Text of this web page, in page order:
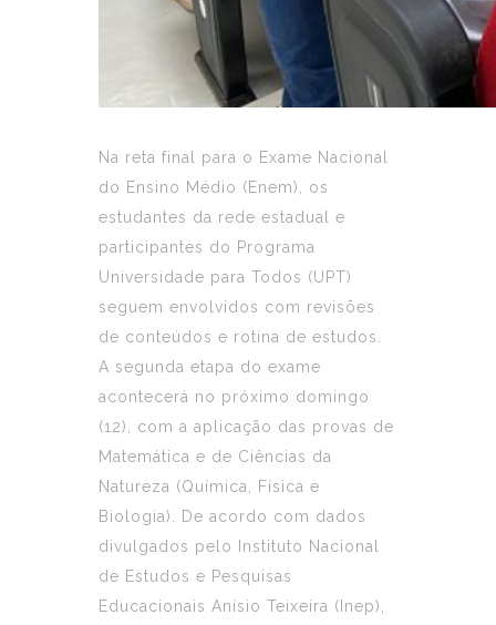
Na reta final para o Exame Nacional
do Ensino Médio (Enem), os
estudantes da rede estadual e
participantes do Programa
Universidade para Todos (UPT)
seguem envolvidos com revisões
de conteúdos e rotina de estudos.
A segunda etapa do exame
acontecerá no próximo domingo
(12), com a aplicação das provas de
Matemática e de Ciências da
Natureza (Química, Física e
Biologia). De acordo com dados
divulgados pelo Instituto Nacional
de Estudos e Pesquisas
Educacionais Anísio Teixeira (Inep),